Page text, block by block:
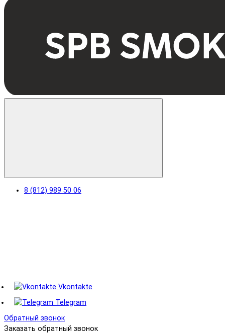
8 (812) 989 50 06
Vkontakte
Telegram
Обратный звонок
Заказать обратный звонок